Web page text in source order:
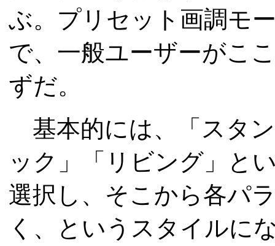
ぶ。プリセット画調モ
で、一般ユーザーがこ
ずだ。
基本的には、「スタ
ック」「リビング」と
選択し、そこから各パ
く、というスタイルに